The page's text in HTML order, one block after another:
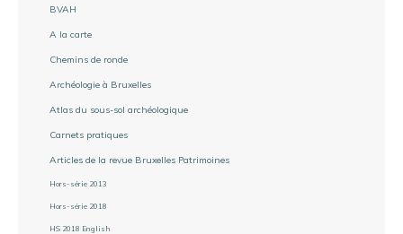
BVAH
A la carte
Chemins de ronde
Archéologie à Bruxelles
Atlas du sous-sol archéologique
Carnets pratiques
Articles de la revue Bruxelles Patrimoines
Hors-série 2013
Hors-série 2018
HS 2018 English